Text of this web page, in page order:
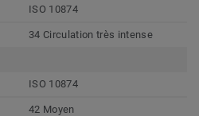
ISO 10874
34 Circulation très intense
ISO 10874
42 Moyen